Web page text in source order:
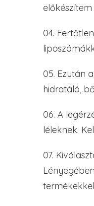
04.
05. Ezután
hidratáló,
06. A
léleknek.
07.